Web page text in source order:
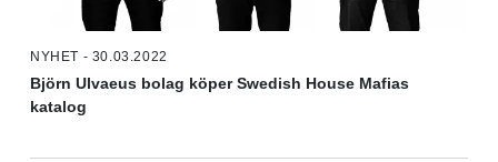
NYHET - 30.03.2022
Björn Ulvaeus bolag köper Swedish House Mafias
katalog